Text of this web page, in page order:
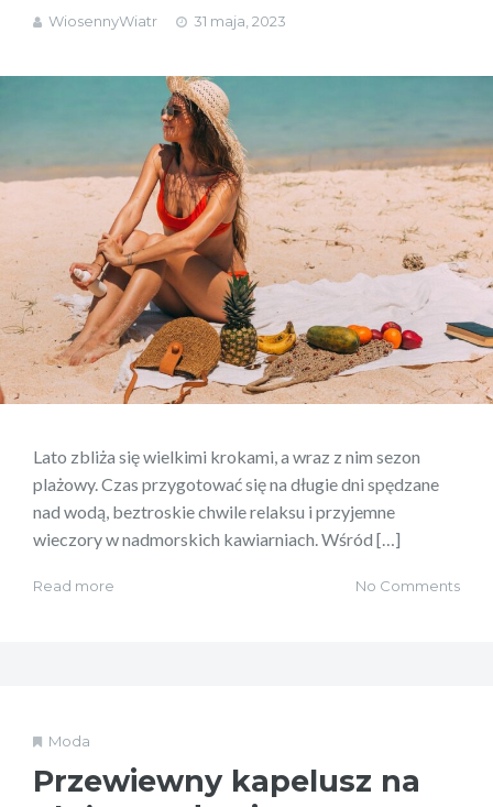
WiosennyWiatr 31 maja, 2023
Lato zbliża się wielkimi krokami, a wraz z nim sezon
plażowy. Czas przygotować się na długie dni spędzane
nad wodą, beztroskie chwile relaksu i przyjemne
wieczory w nadmorskich kawiarniach. Wśród […]
Read more No Comments
Moda
Przewiewny kapelusz na